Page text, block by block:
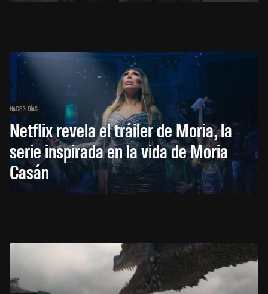
HACE 3 DÍAS
Netflix revela el tráiler de Moria, la
serie inspirada en la vida de Moria
Casán